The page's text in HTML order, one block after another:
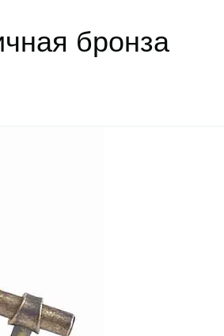
бронза